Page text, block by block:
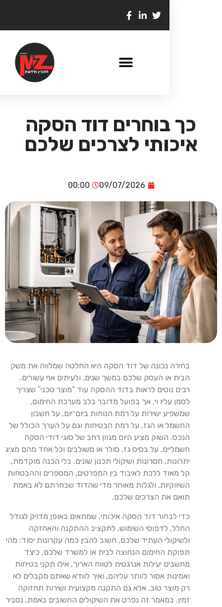
כך בוחרים דוד הסקה
לצרכים שלכם
09/07/2026
00:00
בחירה נכונה של דוד הסקה היא החלטה שמלווה את משק
הבית או העסק שלכם במשך שנים, ולעיתים אף עשורים.
רבים נוטים לראות בדוד ההסקה עוד “מוצר טכני” שצריך
לסמן עליו וי, אך בפועל מדובר בלב מערכת החימום,
שמשפיע ישירות על רמת הנוחות ביום־יום, על חשבון
החשמל או הגז, על רמת הבטיחות וגם על הערך הכולל של
הנכס. השוק מציע היום מגוון רחב של סוגי דודי הסקה
חשמליים, על בסיס גז, סולר או משולבים וכל אחד מהם מציג
יתרונות, חסרונות ושיקולי תכנון שונים. בלי הכנה מוקדמת,
קל מאוד ללכת לאיבוד בין המפרטים, המספרים וההבטחות
השיווקיות, ולגלות מאוחר מדי שהדוד שבחרתם לא באמת
תואם את הצרכים שלכם.
כדי לבחור דוד הסקה איכותי, שמתאים באופן מדויק לגודל
החלל, לדפוסי השימוש, לתקציב ההתקנה והאחזקה
ולשיקולי העתיד שלכם, חשוב להבין כמה עקרונות יסוד: מהי
תפוקת החימום הנחוצה לבית או למשרד שלכם, כיצד
מחשבים יעילות אנרגטית לטווח הארוך, אילו תקני בטיחות
ואמינות אסור לוותר עליהם, ואיך לוודא שאתם מקבלים לא
רק מוצר טוב, אלא גם התקנה מקצועית ושירות תחזוקה
זמין. במאמר זה נפרט את השיקולים החשובים באמת, נסביר